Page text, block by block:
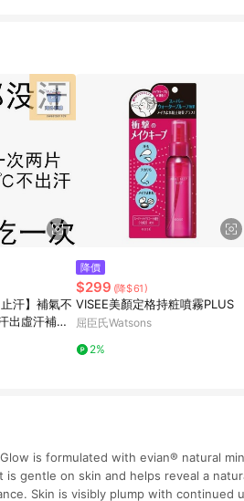
汗】補氣不
出虛汗補益
降價
$299 (降$61)
VISEE美顏定格持粧噴霧PLUS
屈臣氏Watsons
2%
is formulated with evian® natural
is gentle on skin and helps reveal a
Skin is visibly plump with